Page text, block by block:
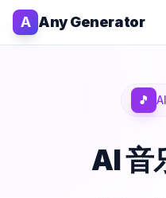
A Any Generator
🎵
AI 音